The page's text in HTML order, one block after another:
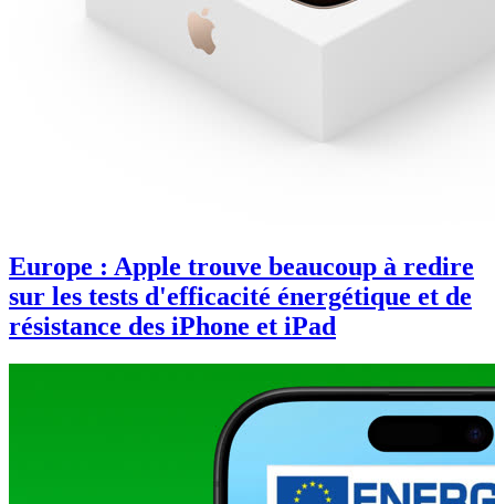
Europe : Apple trouve beaucoup à redire
sur les tests d'efficacité énergétique et de
résistance des iPhone et iPad